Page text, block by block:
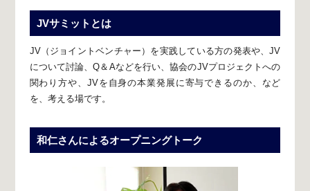
JVサミットとは
JV（ジョイントベンチャー）を実践している方の発表や、JV
について討論、Q＆Aなどを行い、協会のJVプロジェクトへの
関わり方や、 JVを自身の本業発展に寄与できるのか、など
を、考える場です。
和仁さんによるオープニングトーク